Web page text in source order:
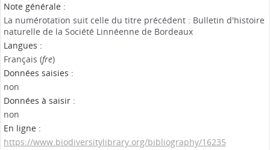
Note générale :
La numérotation suit celle du titre précédent : Bulletin d'histoire
naturelle de la Société Linnéenne de Bordeaux
Langues :
Français (fre)
Données saisies :
non
Données à saisir :
non
En ligne :
https://www.biodiversitylibrary.org/bibliography/16235